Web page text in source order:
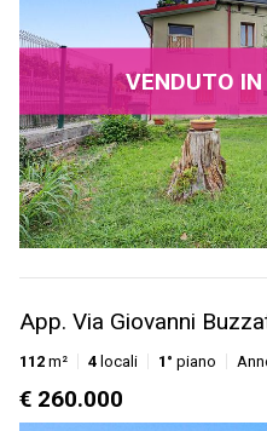
VENDUTO
App. Via Giovanni
112 m² 4 locali 1° piano
€ 260.000